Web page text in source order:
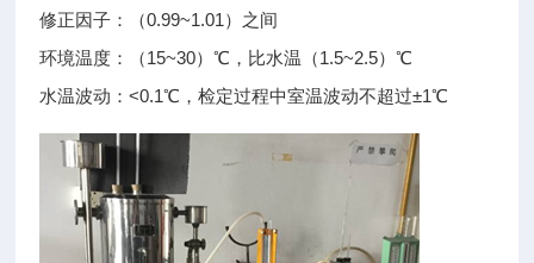
修正因子：（0.99~1.01）之间
环境温度：（15~30）℃，比水温（1.5~2.5）℃
水温波动：<0.1℃，检定过程中室温波动不超过±1℃